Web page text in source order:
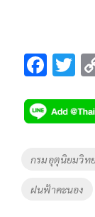
F
e
b
o
o
k
T
tt
er
Tags
กรมอุตุนิยมวิท
ฝนฟ้าคะนอง